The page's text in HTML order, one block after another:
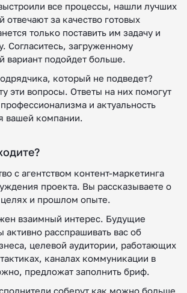
все процессы, нашли лучших
отвечают за качество готовых
только поставить им задачу и
Согласитесь, загруженному
вариант подойдет больше.
который не подведет?
эти вопросы. Ответы на них помогут
и актуальность
вашей компании.
с агентством контент-маркетинга
проекта. Вы рассказываете о
и прошлом опыте.
взаимный интерес. Будущие
расспрашивать вас об
целевой аудитории, работающих
каналах коммуникации в
предложат заполнить бриф.
соберут как можно больше